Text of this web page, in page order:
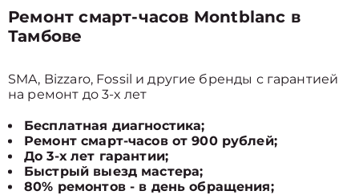
Ремонт смарт-часов Montblanc в
Тамбове
SMA, Bizzaro, Fossil и другие бренды с гарантией
на ремонт до 3-х лет
Бесплатная диагностика;
Ремонт смарт-часов от 900 рублей;
До 3-х лет гарантии;
Быстрый выезд мастера;
80% ремонтов - в день обращения;